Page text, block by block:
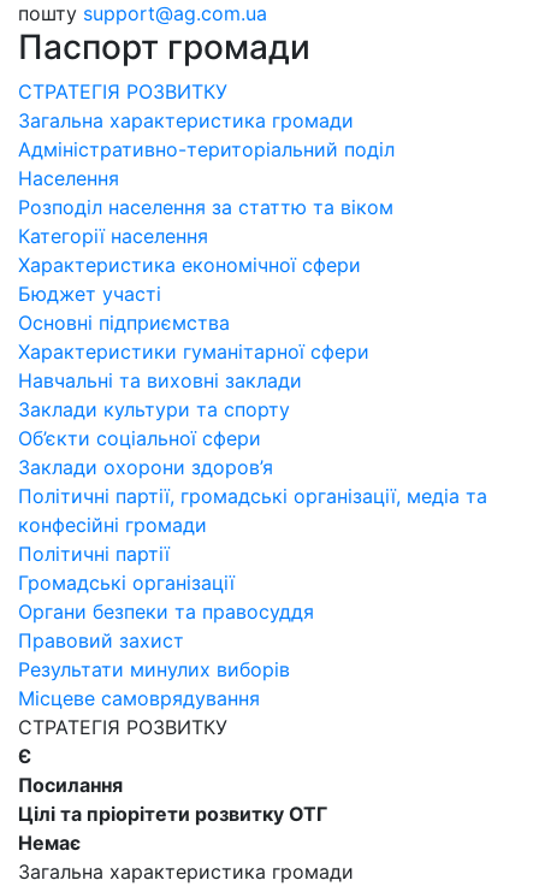
пошту support@ag.com.ua
Паспорт громади
СТРАТЕГІЯ РОЗВИТКУ
Загальна характеристика громади
Адміністративно-територіальний поділ
Населення
Розподіл населення за статтю та віком
Категорії населення
Характеристика економічної сфери
Бюджет участі
Основні підприємства
Характеристики гуманітарної сфери
Навчальні та виховні заклади
Заклади культури та спорту
Об’єкти соціальної сфери
Заклади охорони здоров’я
Політичні партії, громадські організації, медіа та
конфесійні громади
Політичні партії
Громадські організації
Органи безпеки та правосуддя
Правовий захист
Результати минулих виборів
Місцеве самоврядування
СТРАТЕГІЯ РОЗВИТКУ
Є
Посилання
Цілі та пріорітети розвитку ОТГ
Немає
Загальна характеристика громади